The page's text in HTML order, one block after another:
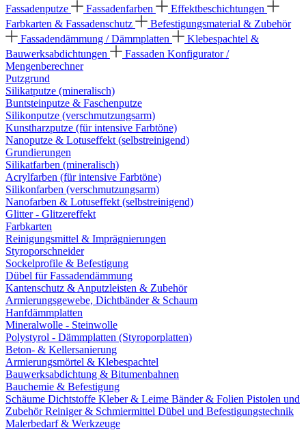
Fassadenputze
Fassadenfarben
Effektbeschichtungen
Farbkarten & Fassadenschutz
Befestigungsmaterial & Zubehör
Fassadendämmung / Dämmplatten
Klebespachtel &
Bauwerksabdichtungen
Fassaden Konfigurator /
Mengenberechner
Putzgrund
Silikatputze (mineralisch)
Buntsteinputze & Faschenputze
Silikonputze (verschmutzungsarm)
Kunstharzputze (für intensive Farbtöne)
Nanoputze & Lotuseffekt (selbstreinigend)
Grundierungen
Silikatfarben (mineralisch)
Acrylfarben (für intensive Farbtöne)
Silikonfarben (verschmutzungsarm)
Nanofarben & Lotuseffekt (selbstreinigend)
Glitter - Glitzereffekt
Farbkarten
Reinigungsmittel & Imprägnierungen
Styroporschneider
Sockelprofile & Befestigung
Dübel für Fassadendämmung
Kantenschutz & Anputzleisten & Zubehör
Armierungsgewebe, Dichtbänder & Schaum
Hanfdämmplatten
Mineralwolle - Steinwolle
Polystyrol - Dämmplatten (Styroporplatten)
Beton- & Kellersanierung
Armierungsmörtel & Klebespachtel
Bauwerksabdichtung & Bitumenbahnen
Bauchemie & Befestigung
Schäume Dichtstoffe Kleber & Leime Bänder & Folien Pistolen und
ZubehörReiniger & Schmiermittel Dübel und Befestigungstechnik
Malerbedarf & Werkzeuge